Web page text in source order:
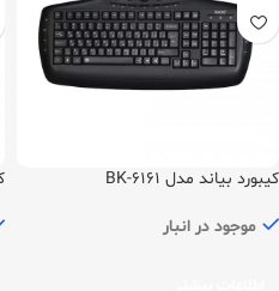
کیبورد بیاند مدل BK-6161
موجود در انبار